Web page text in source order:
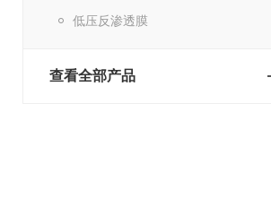
低压反渗透膜
查看全部产品